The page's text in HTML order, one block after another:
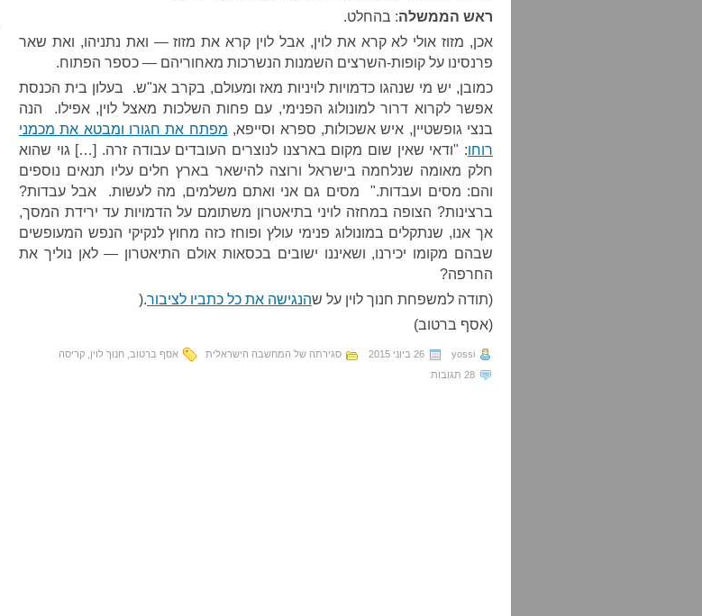
ראש הממשלה: בהחלט.
אכן, מזוז אולי לא קרא את לוין, אבל לוין קרא את מזוז — ואת נתניהו, ואת שאר
פרנסינו על קופות-השרצים השמנות הנשרכות מאחוריהם — כספר הפתוח.
כמובן, יש מי שנהגו כדמויות לויניות מאז ומעולם, בקרב אנ"ש. בעלון בית הכנסת
אפשר לקרוא דרור למונולוג הפנימי, עם פחות השלכות מאצל לוין, אפילו. הנה
בנצי גופשטיין, איש אשכולות, ספרא וסייפא, מפתח את חגורו ומבטא את מכמני
רוחו: "ודאי שאין שום מקום בארצנו לנוצרים העובדים עבודה זרה. […] גוי שהוא
חלק מאומה שנלחמה בישראל ורוצה להישאר בארץ חלים עליו תנאים נוספים
והם: מסים ועבדות." מסים גם אני ואתם משלמים, מה לעשות. אבל עבדות?
ברצינות? הצופה במחזה לויני בתיאטרון משתומם על הדמויות עד ירידת המסך,
אך אנו, שנתקלים במונולוג פנימי עולץ ופוחז כזה מחוץ לנקיקי הנפש המעופשים
שבהם מקומו יכירנו, ושאיננו ישובים בכסאות אולם התיאטרון — לאן נוליך את
החרפה?
(תודה למשפחת חנוך לוין על שהנגישה את כל כתביו לציבור.(
(אסף ברטוב)
yossi 26 ביוני 2015 סגירתה של המחשבה הישראלית אסף ברטוב חנוך לוין קריסה
28 תגובות